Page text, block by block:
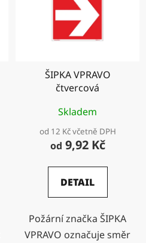
ŠIPKA VPRAVO
čtvercová
Skladem
od 12 Kč včetně DPH
od 9,92 Kč
DETAIL
Požární značka ŠIPKA
VPRAVO označuje směr